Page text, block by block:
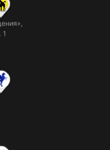
1